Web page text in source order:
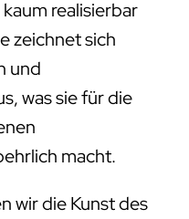
realisierbar
zeichnet sich
und
was sie für die
macht.
wir die Kunst des